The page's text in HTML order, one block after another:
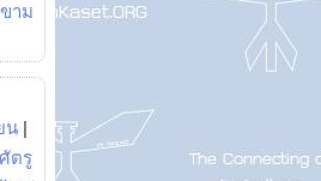
าม
น |
ตรู